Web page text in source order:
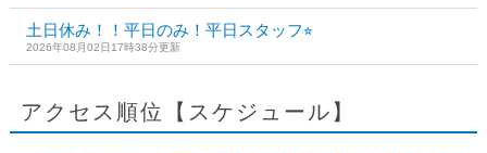
土日休み！！平日のみ！平日スタッフ⭐︎
2026年08月02日17時38分更新
アクセス順位【スケジュール】